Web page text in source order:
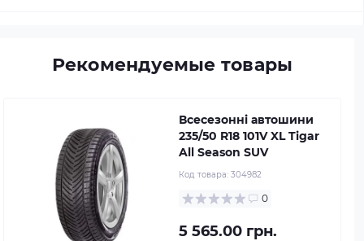
Рекомендуемые товары
Всесезонні автошини
235/50 R18 101V XL Tigar
All Season SUV
Код товара: 304982
0
5 565.00 грн.